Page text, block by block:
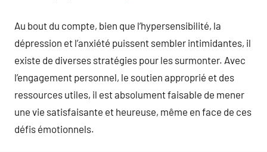
Au bout du compte, bien que l’hypersensibilité, la
dépression et l’anxiété puissent sembler intimidantes, il
existe de diverses stratégies pour les surmonter. Avec
l’engagement personnel, le soutien approprié et des
ressources utiles, il est absolument faisable de mener
une vie satisfaisante et heureuse, même en face de ces
défis émotionnels.